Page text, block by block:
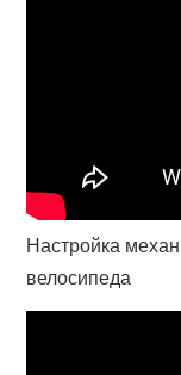
Настройка
велосипеда